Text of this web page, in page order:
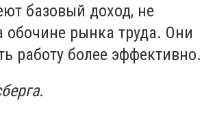
базовый доход, не
обочине рынка труда. Они
работу более эффективно.